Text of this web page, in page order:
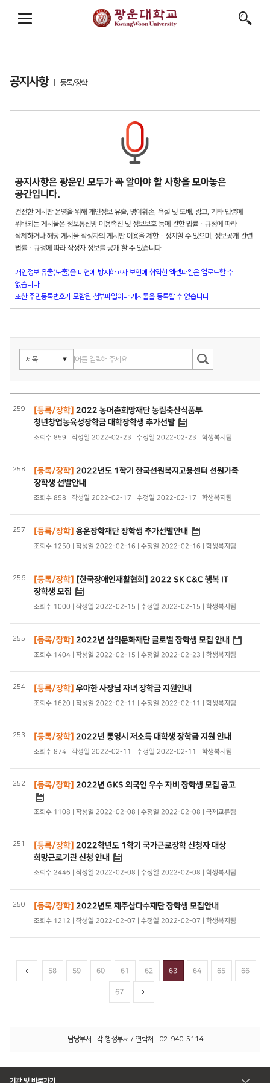
공지사항 등록/장학
공지사항은 광운인 모두가 꼭 알아야 할 사항을 모아놓은
공간입니다.
건전한 게시판 운영을 위해 개인정보 유출, 명예훼손, 욕설 및 도배, 광고, 기타 법령에
위배되는 게시물은 정보통신망 이용촉진 및 정보보호 등에 관한 법률 · 규정에 따라
삭제하거나 해당 게시물 작성자의 게시판 이용을 제한 · 정지할 수 있으며, 정보공개 관련
법률 · 규정에 따라 작성자 정보를 공개 할 수 있습니다
개인정보 유출(노출)을 미연에 방지하고자 보안에 취약한 엑셀파일은 업로드할 수
없습니다.
또한 주민등록번호가 포함된 첨부파일이나 게시물을 등록할 수 없습니다.
259 [등록/장학] 2022 농어촌희망재단 농림축산식품부
청년창업농육성장학금 대학장학생 추가선발
조회수 859 | 작성일 2022-02-23 | 수정일 2022-02-23 | 학생복지팀
258 [등록/장학] 2022년도 1학기 한국선원복지고용센터 선원가족
장학생 선발안내
조회수 858 | 작성일 2022-02-17 | 수정일 2022-02-17 | 학생복지팀
257 [등록/장학] 용운장학재단 장학생 추가선발안내
조회수 1250 | 작성일 2022-02-16 | 수정일 2022-02-16 | 학생복지팀
256 [등록/장학] [한국장애인재활협회] 2022 SK C&C 행복 IT
장학생 모집
조회수 1000 | 작성일 2022-02-15 | 수정일 2022-02-15 | 학생복지팀
255 [등록/장학] 2022년 삼익문화재단 글로벌 장학생 모집 안내
조회수 1404 | 작성일 2022-02-15 | 수정일 2022-02-23 | 학생복지팀
254 [등록/장학] 우아한 사장님 자녀 장학금 지원안내
조회수 1620 | 작성일 2022-02-11 | 수정일 2022-02-11 | 학생복지팀
253 [등록/장학] 2022년 통영시 저소득 대학생 장학금 지원 안내
조회수 874 | 작성일 2022-02-11 | 수정일 2022-02-11 | 학생복지팀
252 [등록/장학] 2022년 GKS 외국인 우수 자비 장학생 모집 공고
조회수 1108 | 작성일 2022-02-08 | 수정일 2022-02-08 | 국제교류팀
251 [등록/장학] 2022학년도 1학기 국가근로장학 신청자 대상
희망근로기관 신청 안내
조회수 2446 | 작성일 2022-02-08 | 수정일 2022-02-08 | 학생복지팀
250 [등록/장학] 2022년도 제주삼다수재단 장학생 모집안내
조회수 1212 | 작성일 2022-02-07 | 수정일 2022-02-07 | 학생복지팀
58 59 60 61 62 63 64 65 66
67
담당부서 : 각 행정부서 / 연락처 : 02-940-5114
기관 및 바로가기